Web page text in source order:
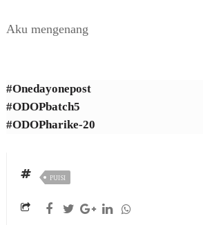
Aku mengenang
#Onedayonepost
#ODOPbatch5
#ODOPharike-20
PUISI